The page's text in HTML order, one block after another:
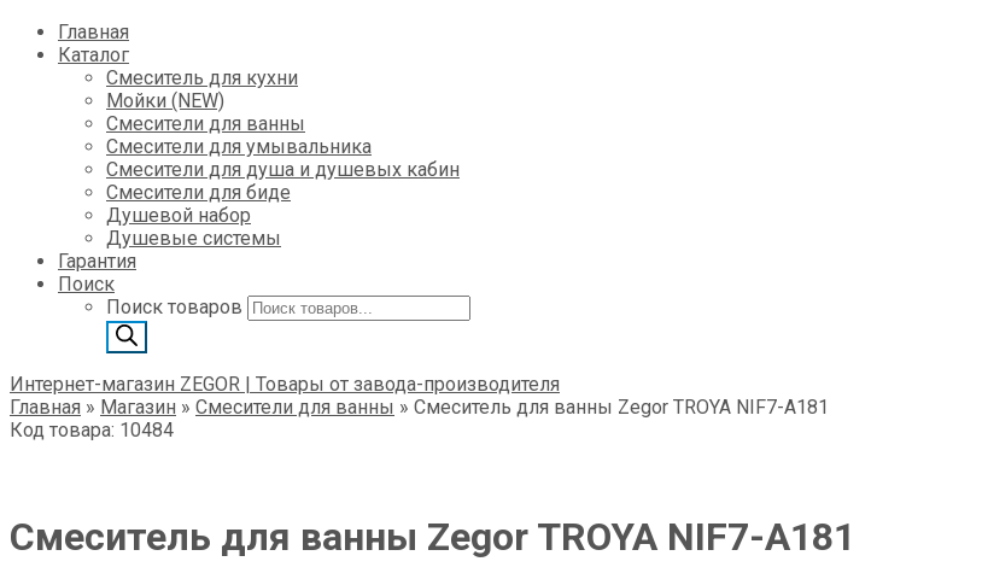
Главная
Каталог
Смеситель для кухни
Мойки (NEW)
Смесители для ванны
Смесители для умывальника
Смесители для душа и душевых кабин
Смесители для биде
Душевой набор
Душевые системы
Гарантия
Поиск
Поиск товаров
Интернет-магазин ZEGOR | Товары от завода-производителя
Главная » Магазин » Смесители для ванны » Смеситель для ванны Zegоr TROYA NIF7-A181
Код товара: 10484
Смеситель для ванны Zegоr TROYA NIF7-A181